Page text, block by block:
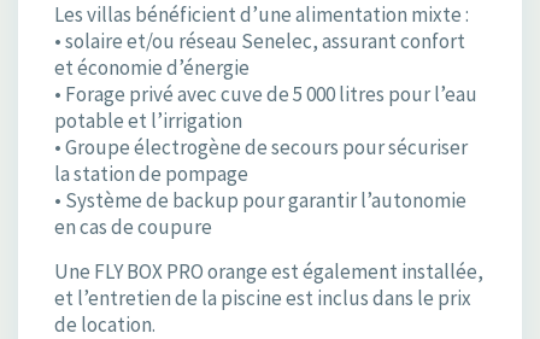
Les villas bénéficient d’une alimentation mixte :
• solaire et/ou réseau Senelec, assurant confort
et économie d’énergie
• Forage privé avec cuve de 5 000 litres pour l’eau
potable et l’irrigation
• Groupe électrogène de secours pour sécuriser
la station de pompage
• Système de backup pour garantir l’autonomie
en cas de coupure
Une FLY BOX PRO orange est également installée,
et l’entretien de la piscine est inclus dans le prix
de location.